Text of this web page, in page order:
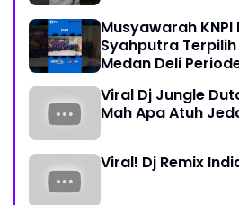
Musyawarah KNPI
Syahputra
Medan Deli
Viral Dj Jungle
Mah Apa Atuh
Viral! Dj Remix